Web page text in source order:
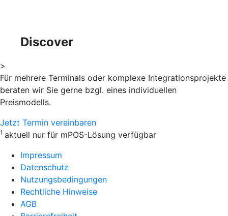
Discover
>
Für mehrere Terminals oder komplexe Integrationsprojekte
beraten wir Sie gerne bzgl. eines individuellen
Preismodells.
Jetzt Termin vereinbaren
1 aktuell nur für mPOS-Lösung verfügbar
Impressum
Datenschutz
Nutzungsbedingungen
Rechtliche Hinweise
AGB